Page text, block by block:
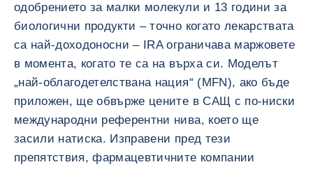
одобрението за малки молекули и 13 години за
биологични продукти – точно когато лекарствата
са най-доходоносни – IRA ограничава маржовете
в момента, когато те са на върха си. Моделът
„най-облагодетелствана нация“ (MFN), ако бъде
приложен, ще обвърже цените в САЩ с по-ниски
международни референтни нива, което ще
засили натиска. Изправени пред тези
препятствия, фармацевтичните компании